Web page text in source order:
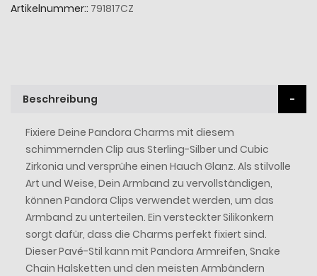
Artikelnummer: 791817CZ
Beschreibung
Fixiere Deine Pandora Charms mit diesem
schimmernden Clip aus Sterling-Silber und Cubic
Zirkonia und versprühe einen Hauch Glanz. Als stilvolle
Art und Weise, Dein Armband zu vervollständigen,
können Pandora Clips verwendet werden, um das
Armband zu unterteilen. Ein versteckter Silikonkern
sorgt dafür, dass die Charms perfekt fixiert sind.
Dieser Pavé-Stil kann mit Pandora Armreifen, Snake
Chain Halsketten und den meisten Armbändern